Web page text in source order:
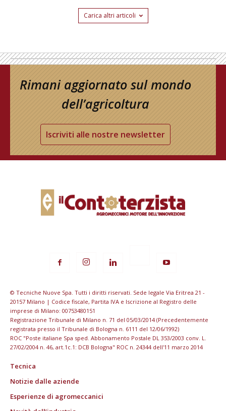
Carica altri articoli
Rimani aggiornato sul mondo
dell’agricoltura
Iscriviti alle nostre newsletter
© Tecniche Nuove Spa. Tutti i diritti riservati. Sede legale Via Eritrea 21 -
20157 Milano | Codice fiscale, Partita IVA e Iscrizione al Registro delle
imprese di Milano: 00753480151
Registrazione Tribunale di Milano n. 71 del 05/03/2014 (Precedentemente
registrata presso il Tribunale di Bologna n. 6111 del 12/06/1992)
ROC "Poste italiane Spa sped. Abbonamento Postale DL 353/2003 conv. L.
27/02/2004 n. 46, art.1c.1: DCB Bologna" ROC n. 24344 dell'11 marzo 2014
Tecnica
Notizie dalle aziende
Esperienze di agromeccanici